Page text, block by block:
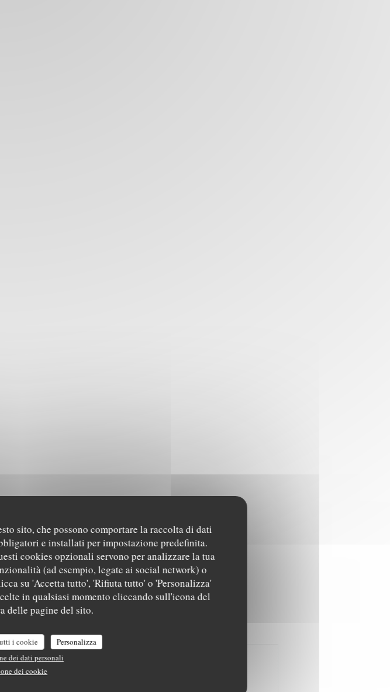
sito, che possono comportare la raccolta di dati
e installati per impostazione predefinita.
cookies opzionali servono per analizzare la tua
(ad esempio, legate ai social network) o
su 'Accetta tutto', 'Rifiuta tutto' o 'Personalizza'
in qualsiasi momento cliccando sull'icona del
delle pagine del sito.
i cookie
Personalizza
dei dati personali
dei cookie
Carte des vins